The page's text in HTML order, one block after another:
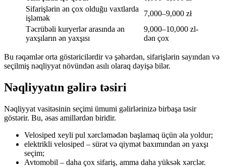
Sifarişlərin ən çox olduğu vaxtlarda
işləmək
7,000–9,000 zł
Təcrübəli kuryerlər arasında ən
yaxşıların ən yaxşısı
9,000–10,000 zl-
dən çox
Bu rəqəmlər orta göstəricilərdir və şəhərdən, sifarişlərin sayından və
seçilmiş nəqliyyat növündən asılı olaraq dəyişə bilər.
Nəqliyyatın gəlirə təsiri
Nəqliyyat vasitəsinin seçimi ümumi gəlirlərinizə birbaşa təsir
göstərir. Bu, əsas amillərdən biridir.
Velosiped xeyli pul xərcləmədən başlamaq üçün əla yoldur;
elektrikli velosiped – sürət və qiymət baxımından ən yaxşı
seçim;
Avtomobil – daha çox sifariş, amma daha yüksək xərclər.